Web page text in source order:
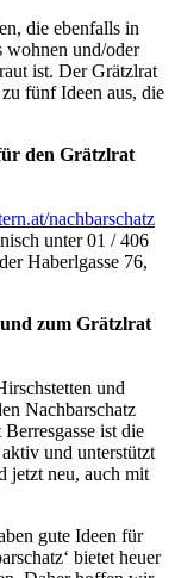
die ebenfalls in
wohnen und/oder
ist. Der Grätzlrat
fünf Ideen aus, die
den Grätzlrat
nachbarschatz
unter 01 / 406
Haberlgasse 76,
zum Grätzlrat
und
Nachbarschatz
ist die
und unterstützt
jetzt neu, auch mit
gute Ideen für
bietet heuer